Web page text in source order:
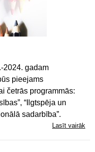
2024. gadam
pieejams
četrās programmās:
“Ilgtspēja un
sadarbība”.
Lasīt vairāk